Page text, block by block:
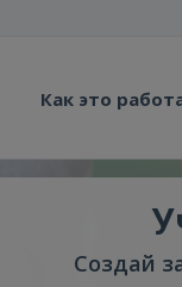
Как это
Создай